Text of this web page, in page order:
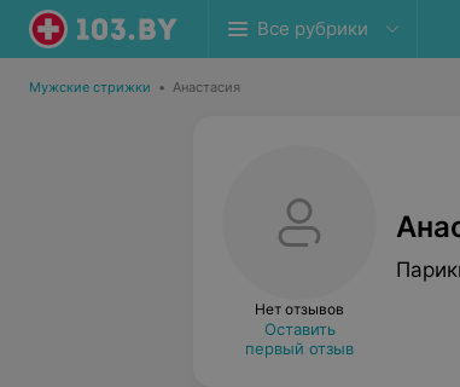
Все рубрики
Мужские стрижки • Анастасия
Нет отзывов
Оставить
первый отзыв